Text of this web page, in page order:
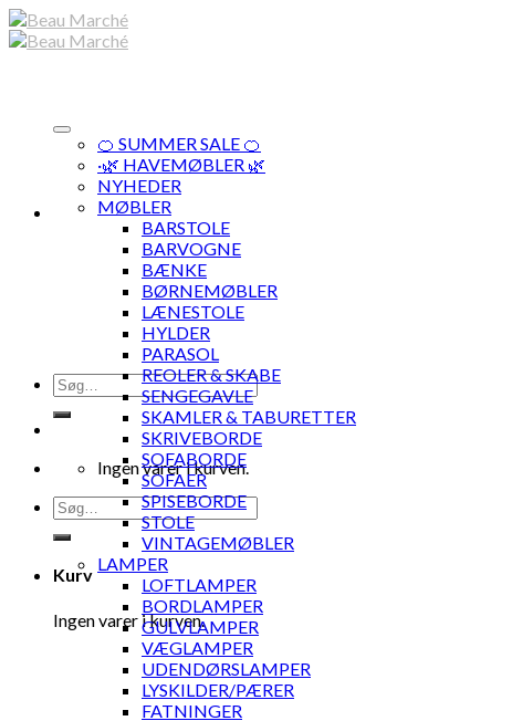
Skip
to
Søg
efter:
Ingen varer i kurven.
Søg
efter:
Kurv
Ingen varer i kurven.
🍊 SUMMER SALE 🍊
·🌿 HAVEMØBLER 🌿
NYHEDER
MØBLER
BARSTOLE
BARVOGNE
BÆNKE
BØRNEMØBLER
LÆNESTOLE
HYLDER
PARASOL
REOLER & SKABE
SENGEGAVLE
SKAMLER & TABURETTER
SKRIVEBORDE
SOFABORDE
SOFAER
SPISEBORDE
STOLE
VINTAGEMØBLER
LAMPER
LOFTLAMPER
BORDLAMPER
GULVLAMPER
VÆGLAMPER
UDENDØRSLAMPER
LYSKILDER/PÆRER
FATNINGER